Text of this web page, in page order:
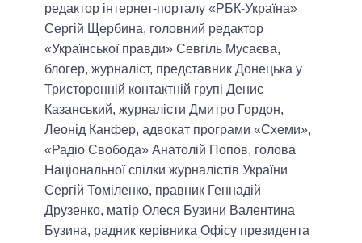
редактор інтернет-порталу «РБК-Україна»
Сергій Щербина, головний редактор
«Української правди» Севгіль Мусаєва,
блогер, журналіст, представник Донецька у
Тристоронній контактній групі Денис
Казанський, журналісти Дмитро Гордон,
Леонід Канфер, адвокат програми «Схеми»,
«Радіо Свобода» Анатолій Попов, голова
Національної спілки журналістів України
Сергій Томіленко, правник Геннадій
Друзенко, матір Олеся Бузини Валентина
Бузина, радник керівника Офісу президента